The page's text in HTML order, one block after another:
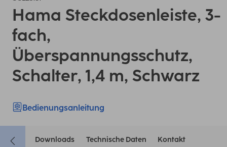
Hama Steckdosenleiste, 3-
fach,
Überspannungsschutz,
Schalter, 1,4 m, Schwarz
Bedienungsanleitung
Downloads Technische Daten Kontakt